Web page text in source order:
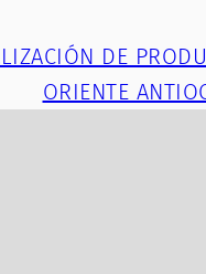
DE
ORIENTE